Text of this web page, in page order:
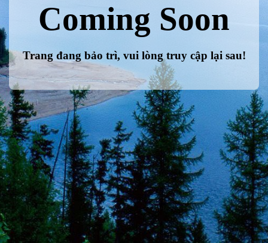
Coming Soon
Trang đang bảo trì, vui lòng truy cập lại sau!